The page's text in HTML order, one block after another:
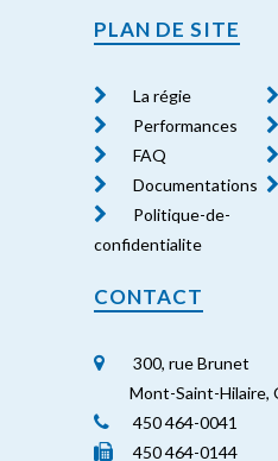
PLAN DE SITE
La régie
Performances
FAQ
Documentations
Politique-de-
confidentialite
CONTACT
300, rue Brunet
Mont-Saint-Hilaire,
450 464-0041
450 464-0144